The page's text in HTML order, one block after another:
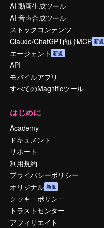
AI 動画生成ツール
AI 音声合成ツール
ストックコンテンツ
Claude/ChatGPT向けMCP 新規
エージェント 新規
API
モバイルアプリ
すべてのMagnificツール
はじめに
Academy
ドキュメント
サポート
利用規約
プライバシーポリシー
オリジナル 新規
クッキーポリシー
トラストセンター
アフィリエイト